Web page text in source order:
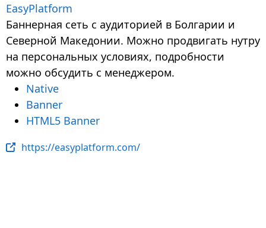
EasyPlatform
Баннерная сеть с аудиторией в Болгарии и
Северной Македонии. Можно продвигать нутру
на персональных условиях, подробности
можно обсудить с менеджером.
Native
Banner
HTML5 Banner
https://easyplatform.com/